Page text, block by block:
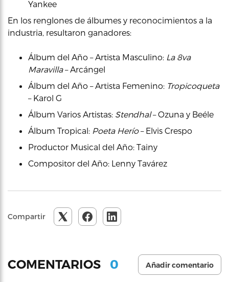
Yankee
En los renglones de álbumes y reconocimientos a la
industria, resultaron ganadores:
Álbum del Año – Artista Masculino: La 8va
Maravilla– Arcángel
Álbum del Año – Artista Femenino: Tropicoqueta
– Karol G
Álbum Varios Artistas: Stendhal– Ozuna y Beéle
Álbum Tropical: Poeta Herío– Elvis Crespo
Productor Musical del Año: Tainy
Compositor del Año: Lenny Tavárez
Compartir
COMENTARIOS 0 Añadir comentario